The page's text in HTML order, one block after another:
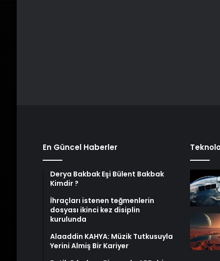
En Güncel Haberler
Derya Bakbak Eşi Bülent Bakbak
Kimdir ?
İhraçları istenen teğmenlerin
dosyası ikinci kez disiplin
kurulunda
Alaaddin KAHYA: Müzik Tutkusuyla
Yerini Almiş Bir Kariyer